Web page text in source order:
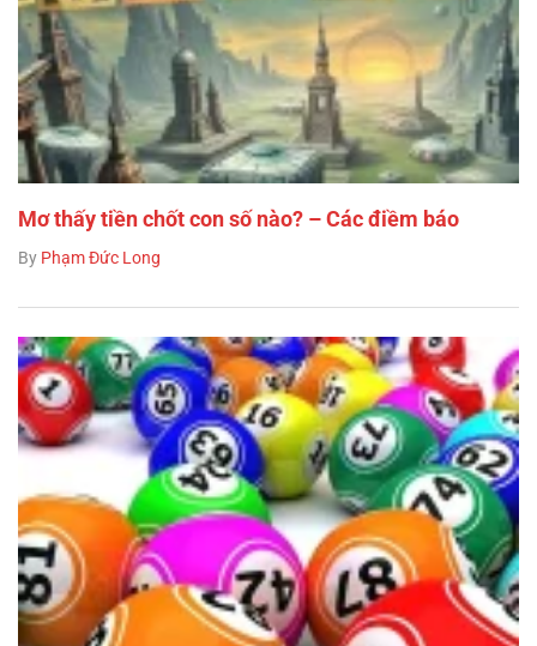
Mơ thấy tiền chốt con số nào? – Các điềm báo
By Phạm Đức Long